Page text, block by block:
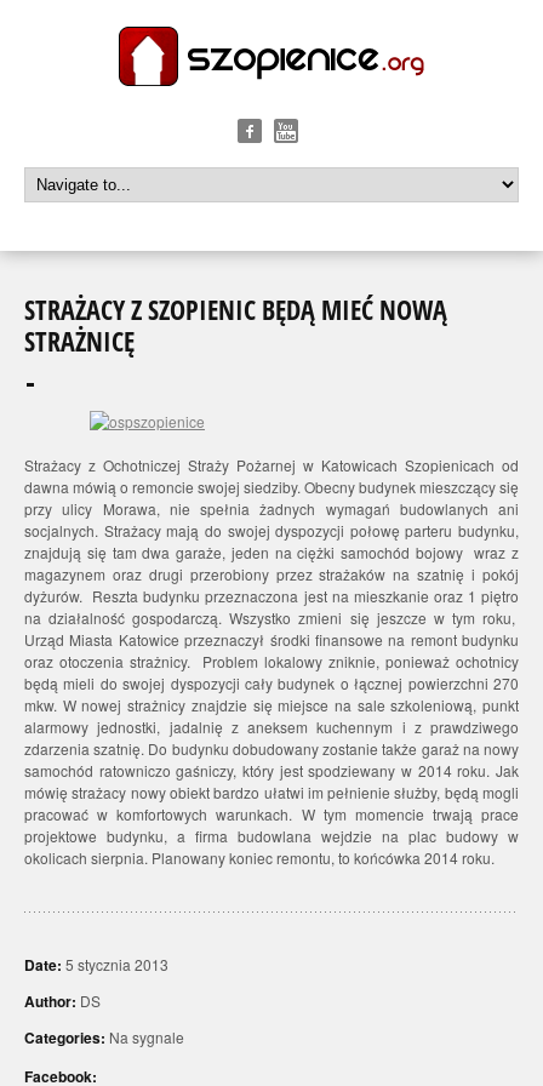
STRAŻACY Z SZOPIENIC BĘDĄ MIEĆ NOWĄ
STRAŻNICĘ
Strażacy z Ochotniczej Straży Pożarnej w Katowicach Szopienicach od
dawna mówią o remoncie swojej siedziby. Obecny budynek mieszczący się
przy ulicy Morawa, nie spełnia żadnych wymagań budowlanych ani
socjalnych. Strażacy mają do swojej dyspozycji połowę parteru budynku,
znajdują się tam dwa garaże, jeden na ciężki samochód bojowy wraz z
magazynem oraz drugi przerobiony przez strażaków na szatnię i pokój
dyżurów. Reszta budynku przeznaczona jest na mieszkanie oraz 1 piętro
na działalność gospodarczą. Wszystko zmieni się jeszcze w tym roku,
Urząd Miasta Katowice przeznaczył środki finansowe na remont budynku
oraz otoczenia strażnicy. Problem lokalowy zniknie, ponieważ ochotnicy
będą mieli do swojej dyspozycji cały budynek o łącznej powierzchni 270
mkw. W nowej strażnicy znajdzie się miejsce na sale szkoleniową, punkt
alarmowy jednostki, jadalnię z aneksem kuchennym i z prawdziwego
zdarzenia szatnię. Do budynku dobudowany zostanie także garaż na nowy
samochód ratowniczo gaśniczy, który jest spodziewany w 2014 roku. Jak
mówię strażacy nowy obiekt bardzo ułatwi im pełnienie służby, będą mogli
pracować w komfortowych warunkach. W tym momencie trwają prace
projektowe budynku, a firma budowlana wejdzie na plac budowy w
okolicach sierpnia. Planowany koniec remontu, to końcówka 2014 roku.
Date: 5 stycznia 2013
Author: DS
Categories: Na sygnale
Facebook: